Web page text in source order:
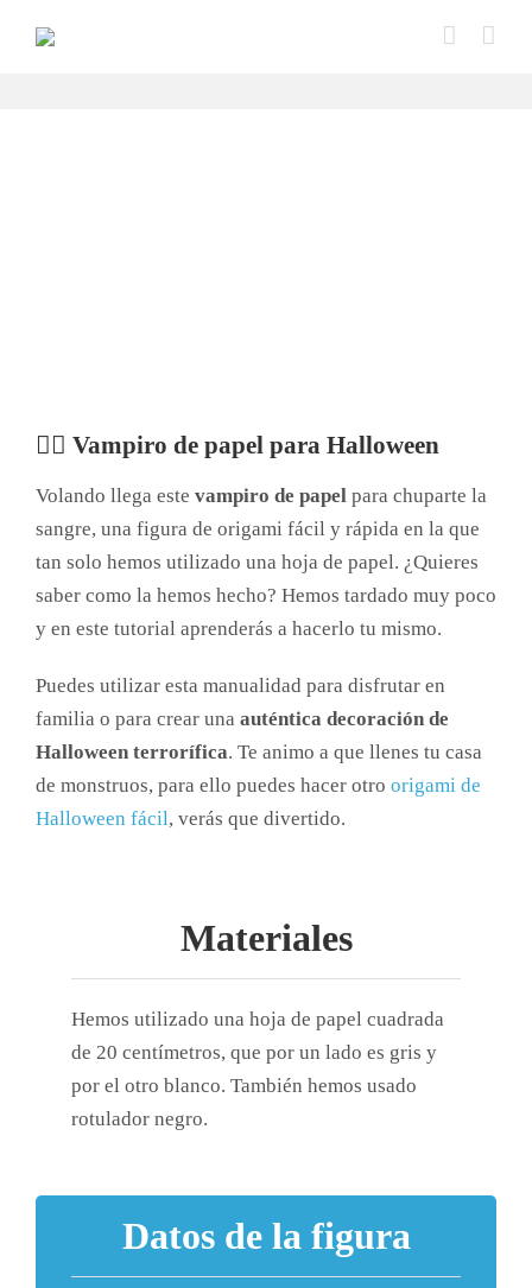
🧛‍♂ Vampiro de papel para Halloween
Volando llega este vampiro de papel para chuparte la
sangre, una figura de origami fácil y rápida en la que
tan solo hemos utilizado una hoja de papel. ¿Quieres
saber como la hemos hecho? Hemos tardado muy poco
y en este tutorial aprenderás a hacerlo tu mismo.
Puedes utilizar esta manualidad para disfrutar en
familia o para crear una auténtica decoración de
Halloween terrorífica. Te animo a que llenes tu casa
de monstruos, para ello puedes hacer otro origami de
Halloween fácil, verás que divertido.
Materiales
Hemos utilizado una hoja de papel cuadrada
de 20 centímetros, que por un lado es gris y
por el otro blanco. También hemos usado
rotulador negro.
Datos de la figura